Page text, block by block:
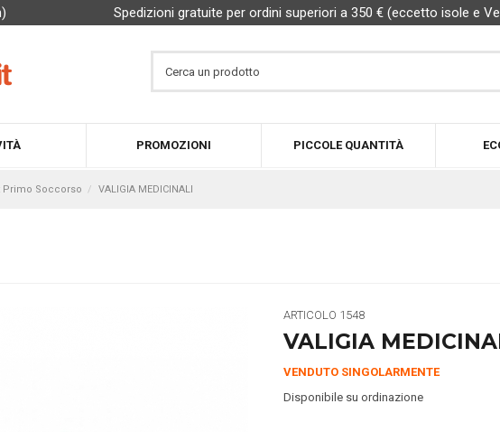
Spedizioni gratuite per ordini superiori a 350 € (eccetto isole e
PROMOZIONI PICCOLE QUANTITÀ
Primo Soccorso VALIGIA MEDICINALI
ARTICOLO 1548
VALIGIA
VENDUTO SINGOLARMENTE
Disponibile su ordinazione